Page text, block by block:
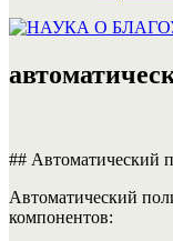
## Автоматический
Автоматический
компонентов: